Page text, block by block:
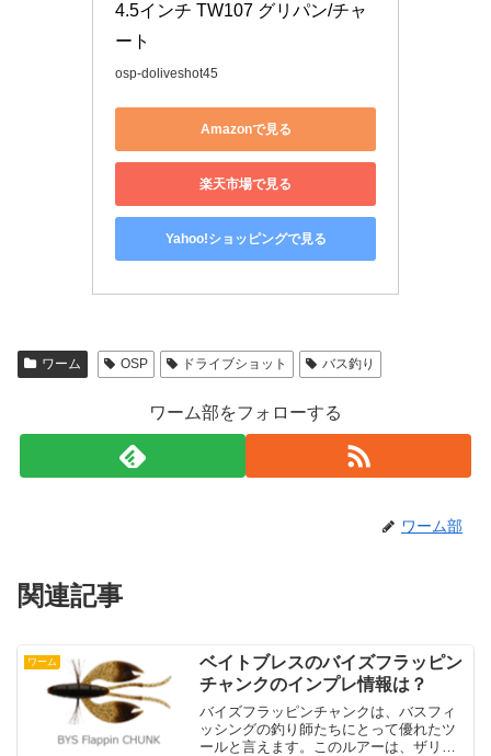
4.5インチ TW107 グリパン/チャ
ート
osp-doliveshot45
Amazonで見る
楽天市場で見る
Yahoo!ショッピングで見る
ワーム OSP ドライブショット バス釣り
ワーム部をフォローする
ワーム部
関連記事
ワーム
ベイトブレスのバイズフラッピン
チャンクのインプレ情報は？
バイズフラッピンチャンクは、バスフィ
ッシングの釣り師たちにとって優れたツ
ールと言えます。このルアーは、ザリガ